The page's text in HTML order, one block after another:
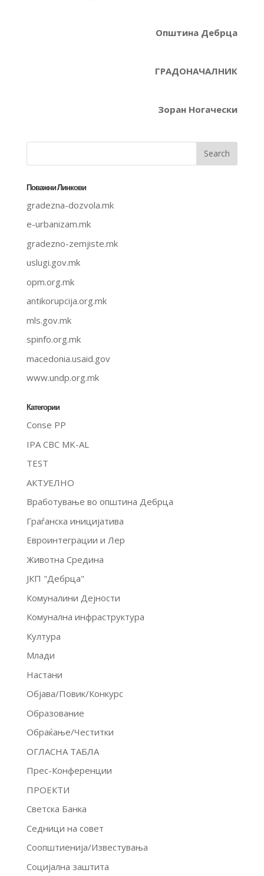
Општина Дебрца
ГРАДОНАЧАЛНИК
Зоран Ногачески
Поважни Линкови
gradezna-dozvola.mk
e-urbanizam.mk
gradezno-zemjiste.mk
uslugi.gov.mk
opm.org.mk
antikorupcija.org.mk
mls.gov.mk
spinfo.org.mk
macedonia.usaid.gov
www.undp.org.mk
Категории
Conse PP
IPA CBC MK-AL
TEST
АКТУЕЛНО
Вработување во општина Дебрца
Граѓанска иницијатива
Евроинтеграции и Лер
Животна Средина
ЈКП "Дебрца"
Комуналини Дејности
Комунална инфраструктура
Култура
Млади
Настани
Објава/Повик/Конкурс
Образование
Обраќање/Честитки
ОГЛАСНА ТАБЛА
Прес-Конференции
ПРОЕКТИ
Светска Банка
Седници на совет
Соопштиенија/Известувања
Социјална заштита